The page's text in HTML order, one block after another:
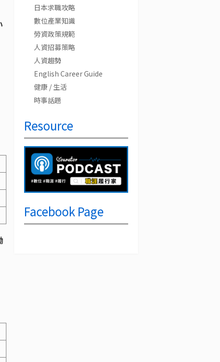
日本求職攻略
數位產業知識
勞資政策規範
人資招募策略
人資趨勢
English Career Guide
健康 / 生活
時事話題
Resource
Facebook Page